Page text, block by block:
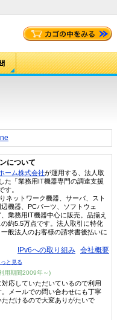
について
ーム株式会社が運用する、法人取
た「業務用IT機器専門の調達支援
す。
ネットワーク機器、サーバ、スト
機器、PCパーツ、ソフトウェ
業務用IT機器中心に販売。品揃え
約5.5万点です。法人取引に特化
般法人のお客様の請求書後払いに
IPv6への取り組み 会社概要
っと見る
用期間2009年～)
応していただいているので利用
。メールでの問い合わせにも丁寧
ただけるので大変ありがたいで